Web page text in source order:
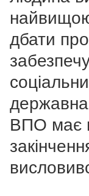
дбати
ВПО має